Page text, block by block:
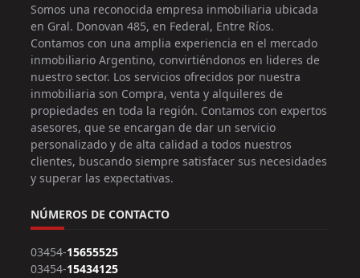
Somos una reconocida empresa inmobiliaria ubicada
en Gral. Donovan 485, en Federal, Entre Ríos.
Contamos con una amplia experiencia en el mercado
inmobiliario Argentino, convirtiéndonos en lideres de
nuestro sector. Los servicios ofrecidos por nuestra
inmobiliaria son Compra, venta y alquileres de
propiedades en toda la región. Contamos con expertos
asesores, que se encargan de dar un servicio
personalizado y de alta calidad a todos nuestros
clientes, buscando siempre satisfacer sus necesidades
y superar las expectativas.
NÚMEROS DE CONTACTO
03454-15655525
03454-15434125